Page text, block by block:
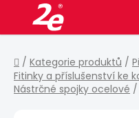
obsah
Domů
/ Kategorie produktů /
Fitinky a příslušenství ke
Nástrčné spojky ocelové /